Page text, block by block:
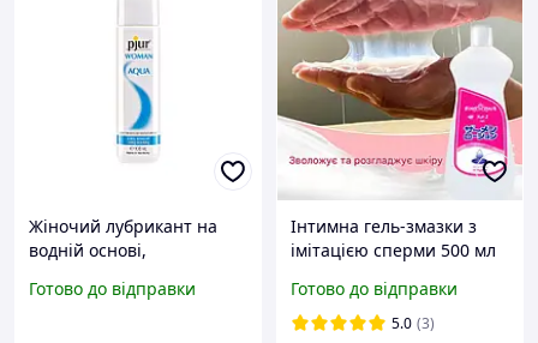
Жіночий лубрикант на
водній основі,
гель-змазка для
Готово до відправки
Інтимна гель-змазки з
імітацією сперми 500 мл
Штучна сперма Мастило
сперма
Готово до відправки
5.0 (3)